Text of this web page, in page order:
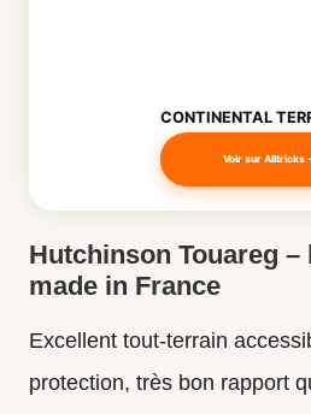
CONTINENTAL
Voir sur Alltricks
Hutchinson Touareg
made in France
Excellent tout-terrain
protection, très bon rapport